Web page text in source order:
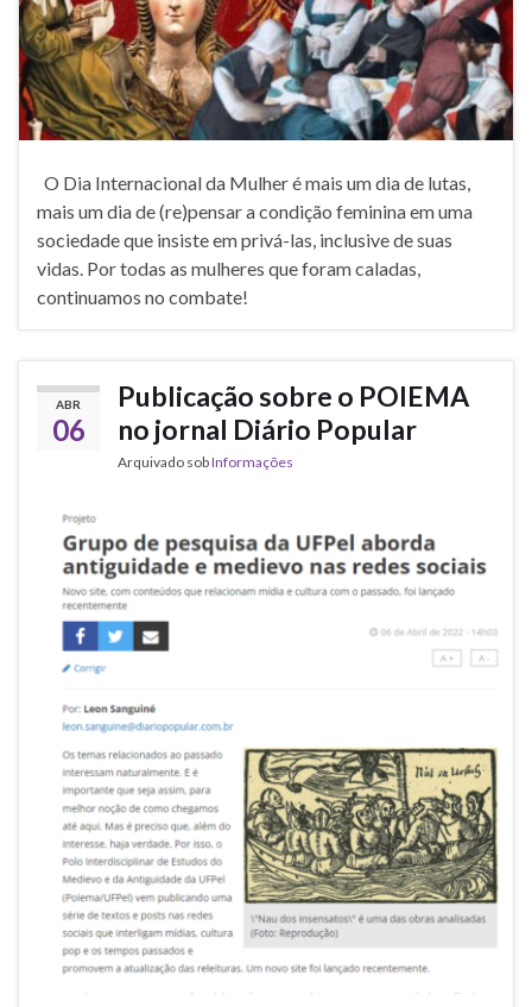
O Dia Internacional da Mulher é mais um dia de lutas,
mais um dia de (re)pensar a condição feminina em uma
sociedade que insiste em privá-las, inclusive de suas
vidas. Por todas as mulheres que foram caladas,
continuamos no combate!
ABR
06
Publicação sobre o POIEMA
no jornal Diário Popular
Arquivado sobInformações